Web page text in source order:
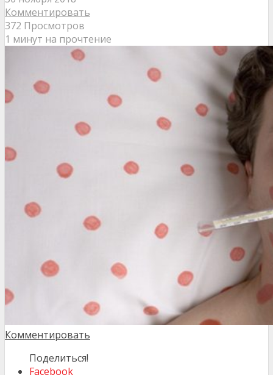
Комментировать
372 Просмотров
1 минут на прочтение
Комментировать
Поделиться!
Facebook